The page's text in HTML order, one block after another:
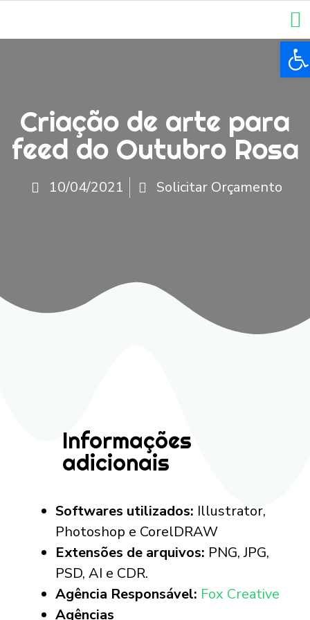
Criação de arte para
feed do Outubro Rosa
10/04/2021 Solicitar Orçamento
Informações
adicionais
Softwares utilizados: Illustrator,
Photoshop e CorelDRAW
Extensões de arquivos: PNG, JPG,
PSD, AI e CDR.
Agência Responsável: Fox Creative
Agências